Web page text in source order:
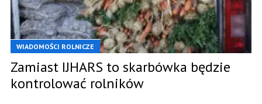
WIADOMOŚCI ROLNICZE
Zamiast IJHARS to skarbówka będzie
kontrolować rolników